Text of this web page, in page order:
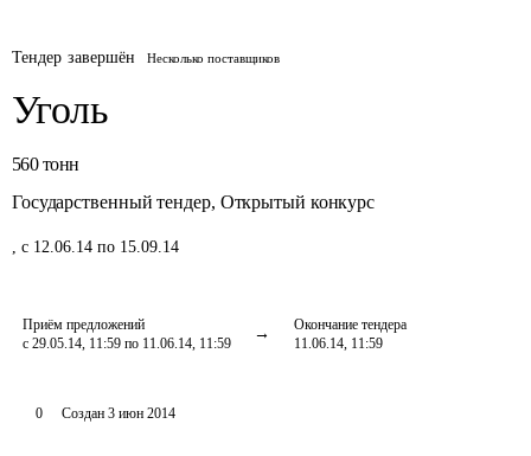
Тендер завершён Несколько поставщиков
Уголь
560 тонн
Государственный тендер, Открытый конкурс
, с 12.06.14 по 15.09.14
Приём предложений
с 29.05.14, 11:59 по 11.06.14, 11:59
Окончание тендера
11.06.14, 11:59
0 Создан 3 июн 2014